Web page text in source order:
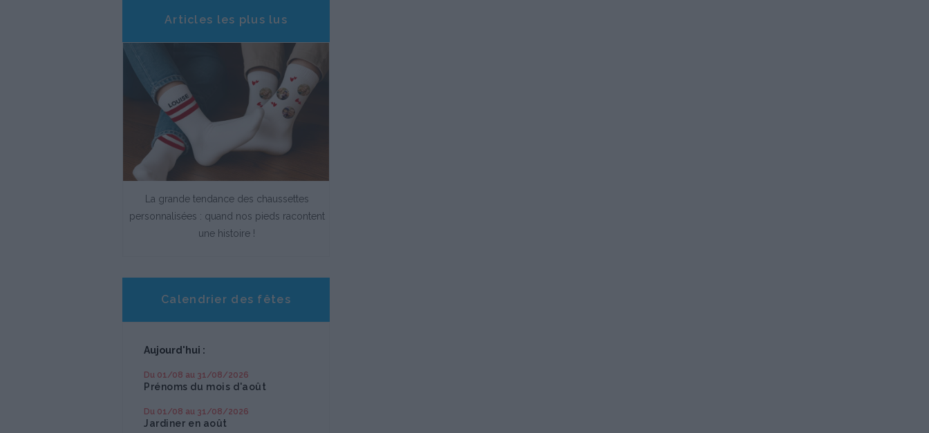
Articles les plus lus
La grande tendance des chaussettes
personnalisées : quand nos pieds racontent
une histoire !
Calendrier des fêtes
Aujourd'hui :
Du 01/08 au 31/08/2026
Prénoms du mois d'août
Du 01/08 au 31/08/2026
Jardiner en août